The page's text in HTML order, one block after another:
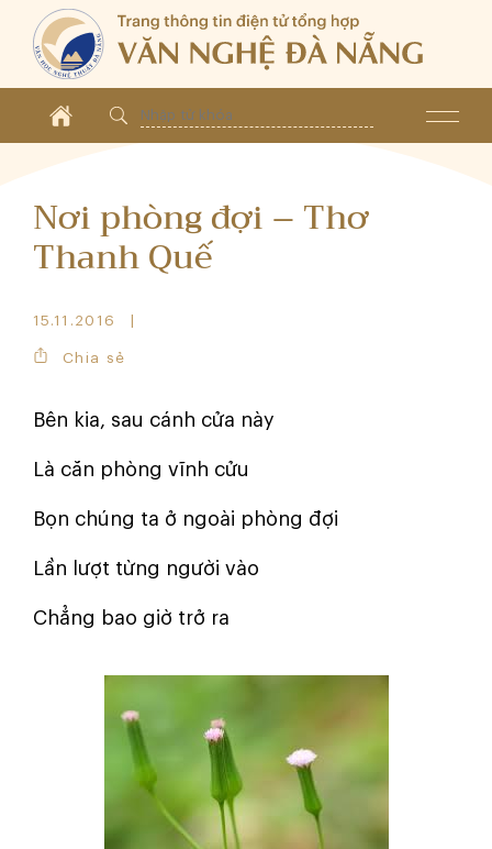
Nơi phòng đợi – Thơ
Thanh Quế
15.11.2016
Chia sẻ
Bên kia, sau cánh cửa này
Là căn phòng vĩnh cửu
Bọn chúng ta ở ngoài phòng đợi
Lần lượt từng người vào
Chẳng bao giờ trở ra